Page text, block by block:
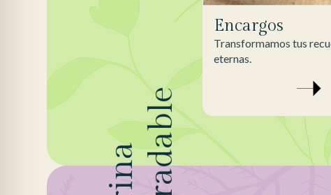
Encargos
Transformamos tus
eternas.